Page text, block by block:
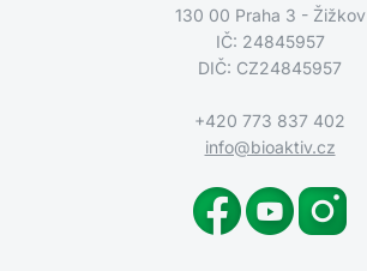
130 00 Praha 3 - Žižkov
IČ: 24845957
DIČ: CZ24845957
+420 773 837 402
info@bioaktiv.cz